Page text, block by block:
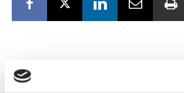
RELATEREDE ARTIKLER